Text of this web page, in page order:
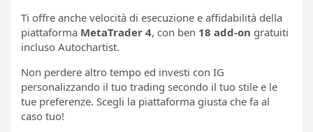
Ti offre anche velocità di esecuzione e affidabilità della
piattaforma MetaTrader 4, con ben 18 add-on gratuiti
incluso Autochartist.
Non perdere altro tempo ed investi con IG
personalizzando il tuo trading secondo il tuo stile e le
tue preferenze. Scegli la piattaforma giusta che fa al
caso tuo!